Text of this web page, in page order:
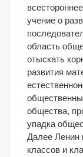
учение о
область
отыскать
развития
общества,
упадка
Далее Ленин
классов и